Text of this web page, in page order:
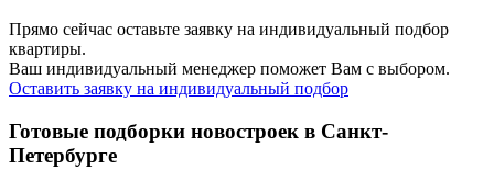
Прямо сейчас оставьте заявку на индивидуальный подбор
квартиры.
Ваш индивидуальный менеджер поможет Вам с выбором.
Оставить заявку на индивидуальный подбор
Готовые подборки новостроек в Санкт-
Петербурге